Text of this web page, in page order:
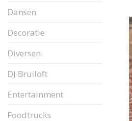
Dansen
Decoratie
Diversen
DJ Bruiloft
Entertainment
Foodtrucks